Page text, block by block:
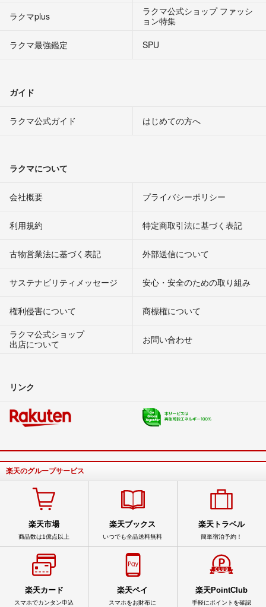
ラクマplus
ラクマ公式ショップ ファッシ
ョン特集
ラクマ最強鑑定
SPU
ガイド
ラクマ公式ガイド はじめての方へ
ラクマについて
会社概要 プライバシーポリシー
利用規約 特定商取引法に基づく表記
古物営業法に基づく表記 外部送信について
サステナビリティメッセージ 安心・安全のための取り組み
権利侵害について
商標権について
ラクマ公式ショップ
出店について
お問い合わせ
リンク
楽天のグループサービス
楽天市場
商品数は1億点以上
楽天ブックス
いつでも全品送料無料
楽天トラベル
簡単宿泊予約！
楽天カード
スマホでカンタン申込
楽天ペイ
スマホをお財布に
楽天PointClub
手軽にポイントを確認